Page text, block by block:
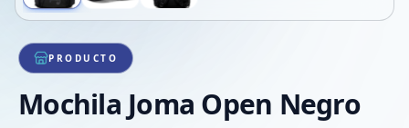
PRODUCTO
Mochila Joma Open Negro